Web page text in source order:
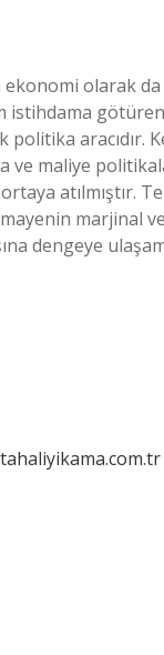
olarak
istihdama
aracıdır.
maliye
atılmıştır.
marjinal
dengeye